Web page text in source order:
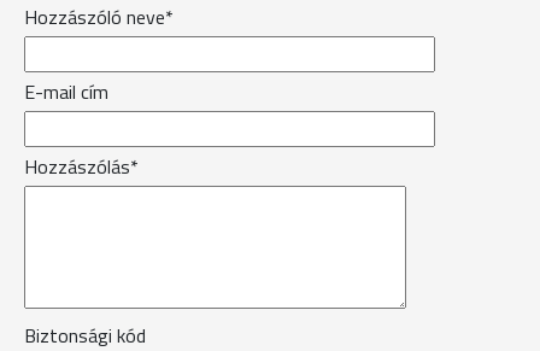
Hozzászóló neve*
E-mail cím
Hozzászólás*
Biztonsági kód